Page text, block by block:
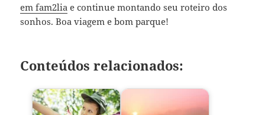
em fam2lia e continue montando seu roteiro dos
sonhos. Boa viagem e bom parque!
Conteúdos relacionados: